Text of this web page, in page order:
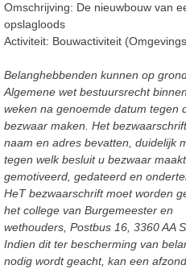
Omschrijving: De nieuwbouw van
opslagloods
Activiteit: Bouwactiviteit
Belanghebbenden kunnen op
Algemene wet bestuursrecht
weken na genoemde datum tegen
bezwaar maken. Het
naam en adres bevatten, duidelijk
tegen welk besluit u bezwaar
gemotiveerd, gedateerd en
HeT bezwaarschrift moet worden
het college van Burgemeester en
wethouders, Postbus 16, 3360 AA
Indien dit ter bescherming van
nodig wordt geacht, kan een